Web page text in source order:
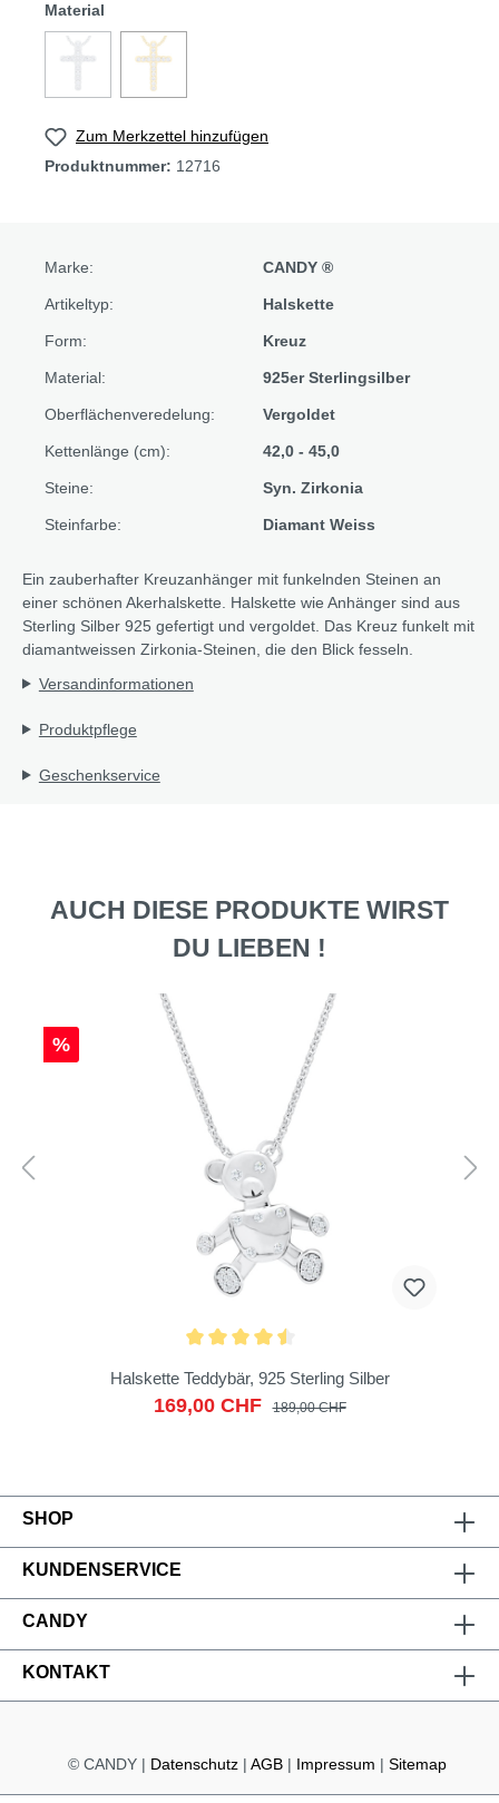
Material
Zum Merkzettel hinzufügen
Produktnummer: 12716
Marke: CANDY ®
Artikeltyp: Halskette
Form: Kreuz
Material: 925er Sterlingsilber
Oberflächenveredelung: Vergoldet
Kettenlänge (cm): 42,0 - 45,0
Steine: Syn. Zirkonia
Steinfarbe: Diamant Weiss
Ein zauberhafter Kreuzanhänger mit funkelnden Steinen an
einer schönen Akerhalskette. Halskette wie Anhänger sind aus
Sterling Silber 925 gefertigt und vergoldet. Das Kreuz funkelt mit
diamantweissen Zirkonia-Steinen, die den Blick fesseln.
Versandinformationen
Produktpflege
Geschenkservice
AUCH DIESE PRODUKTE WIRST
DU LIEBEN !
%
Halskette Teddybär, 925 Sterling Silber
169,00 CHF 189,00 CHF
KONTAKT
SHOP
KUNDENSERVICE
CANDY
© CANDY | Datenschutz | AGB | Impressum | Sitemap